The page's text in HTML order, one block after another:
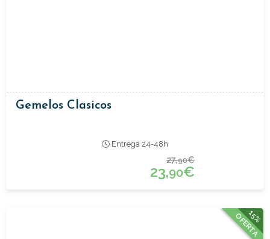
Gemelos Clasicos
Entrega 24-48h
27,90€
23,90€
15%
OFERTA